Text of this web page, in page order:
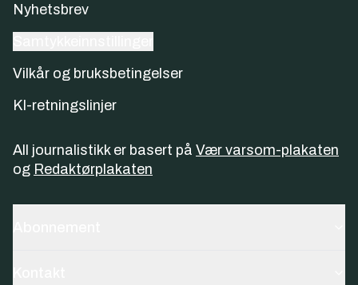
Nyhetsbrev
Vilkår og bruksbetingelser
KI-retningslinjer
All journalistikk er basert på Vær varsom-plakaten
og Redaktørplakaten